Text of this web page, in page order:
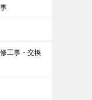
工事・交換